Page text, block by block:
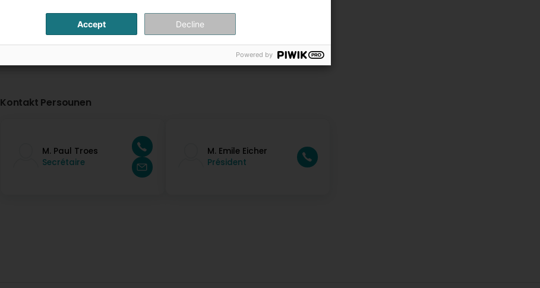
Kontakt Persounen
M. Paul Troes
Secrétaire
M. Emile Eicher
Président
Accept Decline
Powered by